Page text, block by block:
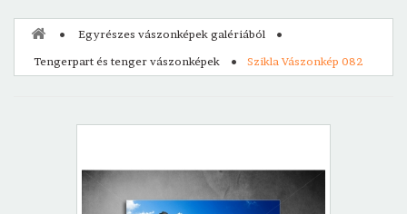
Egyrészes vászonképek galériából
Tengerpart és tenger vászonképek
Szikla Vászonkép 082